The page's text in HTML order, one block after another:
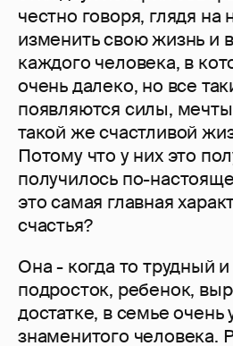
честно говоря, глядя на
изменить свою жизнь и
каждого человека, в
очень далеко, но все
появляются силы,
такой же счастливой
Потому что у них это
получилось по-
это самая главная
счастья?
Она - когда то трудный
подросток, ребенок,
достатке, в семье
знаменитого человека.